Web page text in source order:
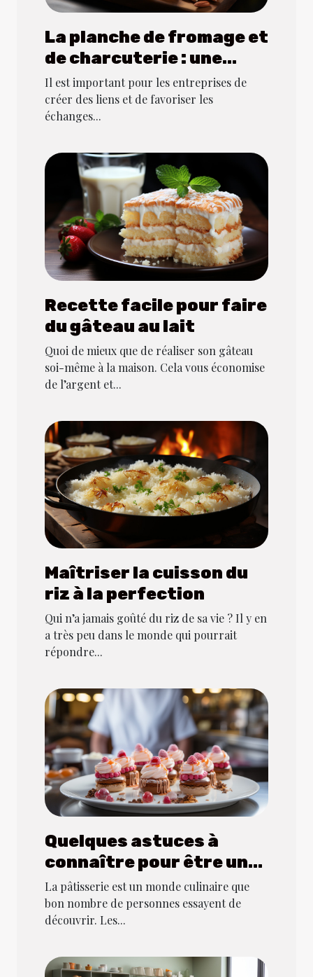
La planche de fromage et
de charcuterie : une
option savoureuse pour
les déjeuners d'affaires
Il est important pour les entreprises de
créer des liens et de favoriser les
échanges...
Recette facile pour faire
du gâteau au lait
Quoi de mieux que de réaliser son gâteau
soi-même à la maison. Cela vous économise
de l’argent et...
Maîtriser la cuisson du
riz à la perfection
Qui n’a jamais goûté du riz de sa vie ? Il y en
a très peu dans le monde qui pourrait
répondre...
Quelques astuces à
connaître pour être un
bon pâtissier
La pâtisserie est un monde culinaire que
bon nombre de personnes essayent de
découvrir. Les...